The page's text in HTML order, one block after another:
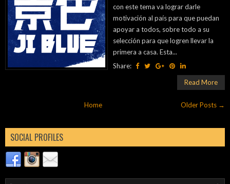
con este tema va lograr darle
motivación al país para que puedan
apoyar a todos, sobre todo a su
selección para que logren llevar la
primera a casa. Esta...
Share:
Read More
Older Posts →
Home
SOCIAL PROFILES